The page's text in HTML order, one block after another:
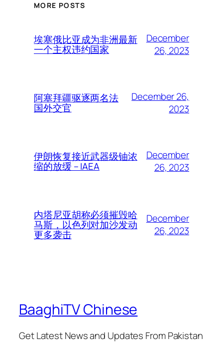
MORE POSTS
埃塞俄比亚成为非洲最新
一个主权违约国家
December
26, 2023
阿塞拜疆驱逐两名法
国外交官
December 26,
2023
伊朗恢复接近武器级铀浓
缩的放缓 – IAEA
December
26, 2023
内塔尼亚胡称必须摧毁哈
马斯，以色列对加沙发动
更多袭击
December
26, 2023
BaaghiTV Chinese
Get Latest News and Updates From Pakistan